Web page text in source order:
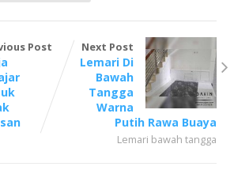
Post Next Post
Lemari Di
Bawah
Tangga
Warna
Putih Rawa Buaya
Lemari bawah tangga